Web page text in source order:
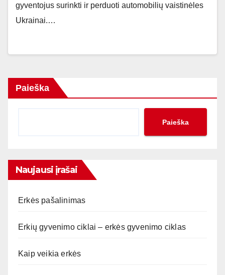
gyventojus surinkti ir perduoti automobilių vaistinėles
Ukrainai.…
Paieška
Paieška
Naujausi įrašai
Erkės pašalinimas
Erkių gyvenimo ciklai – erkės gyvenimo ciklas
Kaip veikia erkės